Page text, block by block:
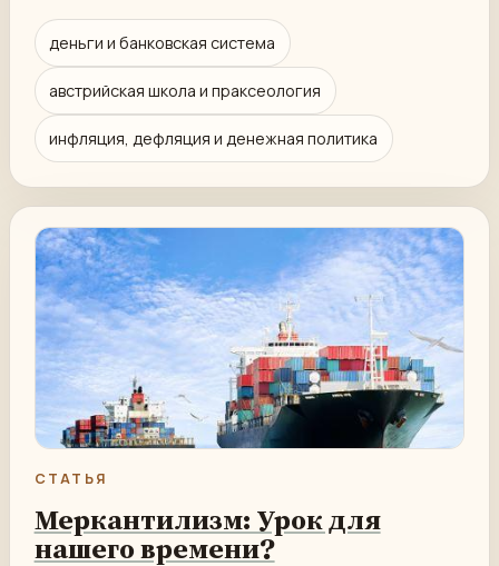
деньги и банковская система
австрийская школа и праксеология
инфляция, дефляция и денежная политика
СТАТЬЯ
Меркантилизм: Урок для
нашего времени?